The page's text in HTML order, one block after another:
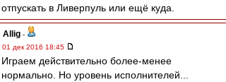
отпускать в Ливерпуль или ещё куда.
Allig -
01 дек 2016 18:45
Играем действительно более-менее
нормально. Но уровень исполнителей...